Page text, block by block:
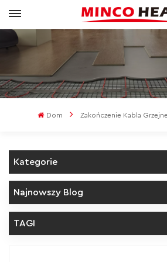
Dom Zakończenie Kabla
Kategorie
Najnowszy Blog
TAGI